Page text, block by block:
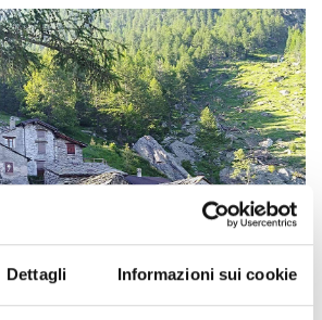
Dettagli Informazioni sui cookie